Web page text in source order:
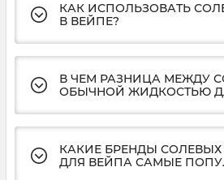
КАК ИСПОЛЬЗОВАТЬ
В ВЕЙПЕ?
В ЧЕМ РАЗНИЦА МЕЖДУ
ОБЫЧНОЙ ЖИДКОСТЬЮ
КАКИЕ БРЕНДЫ
ДЛЯ ВЕЙПА САМЫЕ